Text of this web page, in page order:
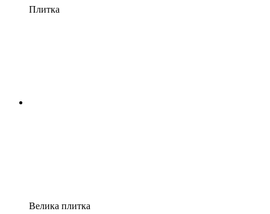
Плитка
Велика плитка